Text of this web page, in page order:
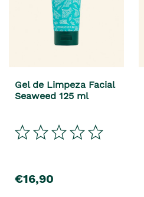
Gel de Limpeza Facial
Seaweed 125 ml
€16,90